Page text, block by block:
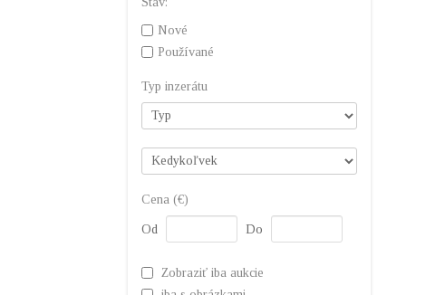
Nové
Používané
Typ inzerátu
Cena (€)
Od Do
Zobraziť iba aukcie